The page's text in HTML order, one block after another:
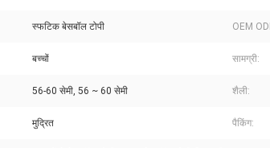
स्फटिक बेसबॉल टोपी OEM
बच्चों सामग्री:
56-60 सेमी, 56 ~ 60 सेमी शैली:
मुद्रित पैकिंग: